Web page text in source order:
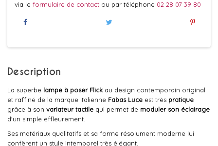
via le formulaire de contact ou par téléphone 02 28 07 39 80
Description
La superbe lampe à poser Flick au design contemporain original
et raffiné de la marque italienne Fabas Luce est très pratique
grâce à son variateur tactile qui permet de moduler son éclairage
d'un simple effleurement.
Ses matériaux qualitatifs et sa forme résolument moderne lui
confèrent un style intemporel très élégant.